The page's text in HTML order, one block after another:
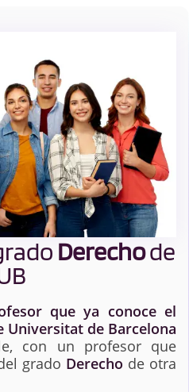
Derechode
que ya conoce el
de Barcelona
con un profesor que
grado Derecho de otra